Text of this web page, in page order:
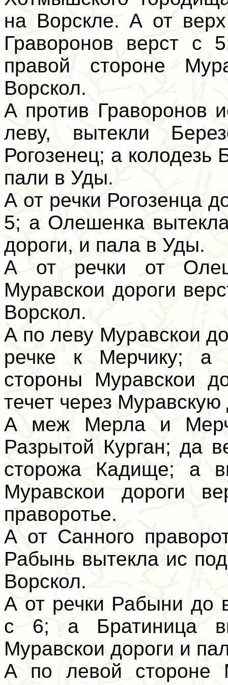
на Ворскле. А от
Граворонов верст с
правой стороне
Ворскол.
А против Граворонов
леву, вытекли
Рогозенец; а колодезь
пали в Уды.
А от речки Рогозенца
5; а Олешенка
дороги, и пала в Уды.
А от речки от
Муравскои дороги
Ворскол.
А по леву Муравскои
речке к Мерчику; а
стороны Муравскои
течет через
А меж Мерла и
Разрытой Курган; да
сторожа Кадище; а
Муравскои дороги
праворотье.
А от Санного
Рабынь вытекла ис
Ворскол.
А от речки Рабыни до
с 6; а Братиница
Муравскои дороги и
А по левой стороне